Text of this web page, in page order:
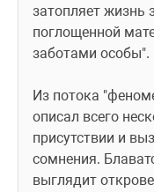
затопляет жизнь
поглощенной
заботами особы".
Из потока
описал всего
присутствии и
сомнения.
выглядит